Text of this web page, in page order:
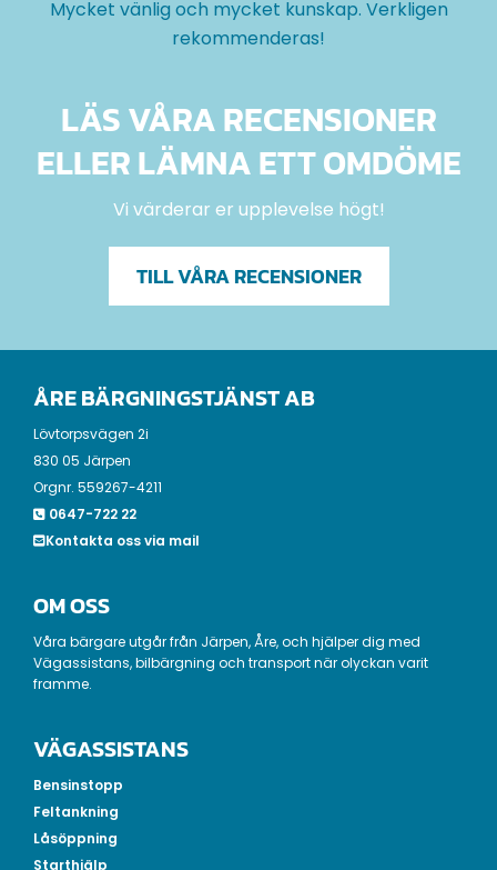
Mycket vänlig och mycket kunskap. Verkligen
rekommenderas!
LÄS VÅRA RECENSIONER
ELLER LÄMNA ETT OMDÖME
Vi värderar er upplevelse högt!
TILL VÅRA RECENSIONER
ÅRE BÄRGNINGSTJÄNST AB
Lövtorpsvägen 2i
830 05 Järpen
Orgnr. 559267-4211
 0647-722 22
Kontakta oss via mail
OM OSS
Våra bärgare utgår från Järpen, Åre, och hjälper dig med
Vägassistans, bilbärgning och transport när olyckan varit
framme.
VÄGASSISTANS
Bensinstopp
Feltankning
Låsöppning
Starthjälp